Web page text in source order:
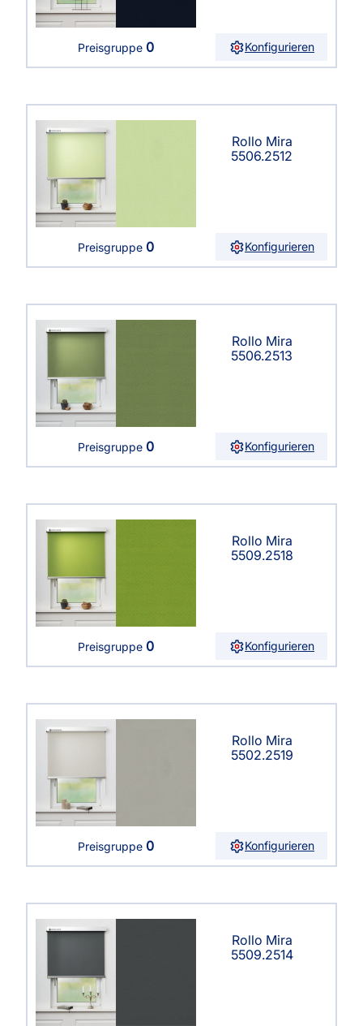
Preisgruppe 0 Konfigurieren
Rollo Mira
5506.2512
Preisgruppe 0 Konfigurieren
Rollo Mira
5506.2513
Preisgruppe 0 Konfigurieren
Rollo Mira
5509.2518
Preisgruppe 0 Konfigurieren
Rollo Mira
5502.2519
Preisgruppe 0 Konfigurieren
Rollo Mira
5509.2514